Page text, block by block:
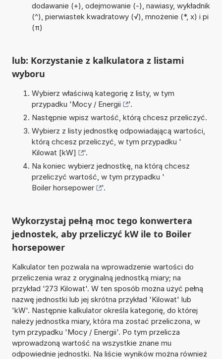
dodawanie (+), odejmowanie (-), nawiasy, wykładnik
(^), pierwiastek kwadratowy (√), mnożenie (*, x) i pi
(π)
lub: Korzystanie z kalkulatora z listami
wyboru
Wybierz właściwą kategorię z listy, w tym
przypadku 'Mocy / Energii
'.
Następnie wpisz wartość, którą chcesz przeliczyć.
Wybierz z listy jednostkę odpowiadającą wartości,
którą chcesz przeliczyć, w tym przypadku '
Kilowat [kW]
'.
Na koniec wybierz jednostkę, na którą chcesz
przeliczyć wartość, w tym przypadku '
Boiler horsepower
'.
Wykorzystaj pełną moc tego konwertera
jednostek, aby przeliczyć kW ile to Boiler
horsepower
Kalkulator ten pozwala na wprowadzenie wartości do
przeliczenia wraz z oryginalną jednostką miary; na
przykład '273 Kilowat'. W ten sposób można użyć pełną
nazwę jednostki lub jej skrótna przykład 'Kilowat' lub
'kW'. Następnie kalkulator określa kategorię, do której
należy jednostka miary, która ma zostać przeliczona, w
tym przypadku 'Mocy / Energii'. Po tym przelicza
wprowadzoną wartość na wszystkie znane mu
odpowiednie jednostki. Na liście wyników można również